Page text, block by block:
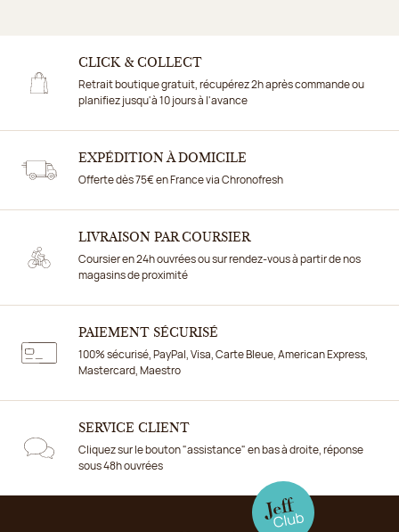
CLICK & COLLECT
Retrait boutique gratuit, récupérez 2h après commande ou
planifiez jusqu'à 10 jours à l'avance
EXPÉDITION À DOMICILE
Offerte dès 75€ en France via Chronofresh
LIVRAISON PAR COURSIER
Coursier en 24h ouvrées ou sur rendez-vous à partir de nos
magasins de proximité
PAIEMENT SÉCURISÉ
100% sécurisé, PayPal, Visa, Carte Bleue, American Express,
Mastercard, Maestro
SERVICE CLIENT
Cliquez sur le bouton "assistance" en bas à droite, réponse
sous 48h ouvrées